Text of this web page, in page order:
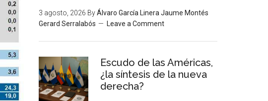
3 agosto, 2026 ByÁlvaro García Linera Jaume Montés
Gerard Serralabós
Leave a Comment
Escudo de las Américas,
¿la síntesis de la nueva
derecha?